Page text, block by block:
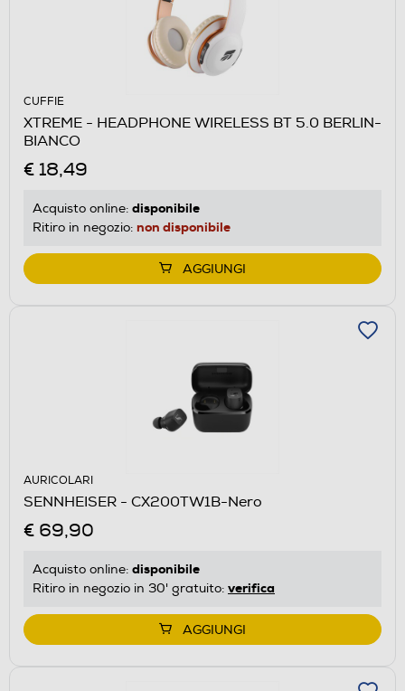
CUFFIE
XTREME - HEADPHONE WIRELESS BT 5.0 BERLIN-
BIANCO
€ 18,49
Acquisto online: disponibile
Ritiro in negozio: non disponibile
AGGIUNGI
AURICOLARI
SENNHEISER - CX200TW1B-Nero
€ 69,90
Acquisto online: disponibile
Ritiro in negozio in 30' gratuito: verifica
AGGIUNGI